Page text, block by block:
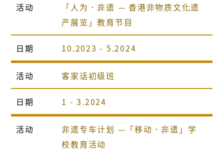
活动
「人为．非遗 — 香港非物质文化遗
产展览」教育节目
日期 10.2023 - 5.2024
活动 客家话初级班
日期 1 - 3.2024
活动
非遗专车计划 —「移动．非遗」学
校教育活动